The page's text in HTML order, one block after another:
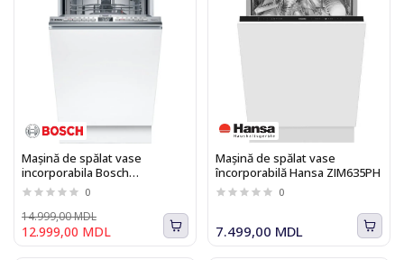
Mașină de spălat vase
incorporabila Bosch
SPV4HMX49E
0
12.999,00 MDL
14.999,00 MDL
Maşină de spălat vase
încorporabilă Hansa ZIM635PH
0
7.499,00 MDL